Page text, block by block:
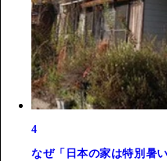
4
なぜ「日本の家は特別暑